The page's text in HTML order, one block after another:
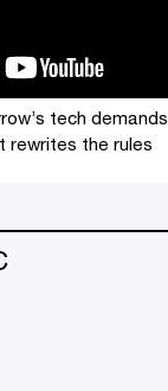
tech demands
rewrites the rules